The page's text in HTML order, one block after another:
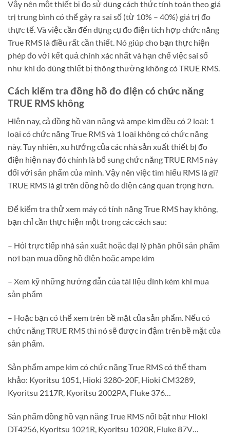
Vậy nên một thiết bị đo sử dụng cách thức tính toán theo giá
trị trung bình có thể gây ra sai số (từ 10% – 40%) giá trị đo
thực tế. Và việc cần đến dụng cụ đo điện tích hợp chức năng
True RMS là điều rất cần thiết. Nó giúp cho bạn thực hiện
phép đo với kết quả chính xác nhất và hạn chế việc sai số
như khi đo dùng thiết bị thông thường không có TRUE RMS.
Cách kiểm tra đồng hồ đo điện có chức năng
TRUE RMS không
Hiện nay, cả đồng hồ vạn năng và ampe kìm đều có 2 loại: 1
loại có chức năng True RMS và 1 loại không có chức năng
này. Tuy nhiên, xu hướng của các nhà sản xuất thiết bị đo
điện hiện nay đó chính là bổ sung chức năng TRUE RMS này
đối với sản phẩm của mình. Vậy nên việc tìm hiểu RMS là gì?
TRUE RMS là gì trên đồng hồ đo điện càng quan trọng hơn.
Để kiểm tra thử xem máy có tính năng True RMS hay không,
bạn chỉ cần thực hiện một trong các cách sau:
– Hỏi trực tiếp nhà sản xuất hoặc đại lý phân phối sản phẩm
nơi bạn mua đồng hồ điện hoặc ampe kìm
– Xem kỹ những hướng dẫn của tài liệu đính kèm khi mua
sản phẩm
– Hoặc bạn có thể xem trên bề mặt của sản phẩm. Nếu có
chức năng TRUE RMS thì nó sẽ được in đậm trên bề mặt của
sản phẩm.
Sản phẩm ampe kìm có chức năng True RMS có thể tham
khảo: Kyoritsu 1051, Hioki 3280-20F, Hioki CM3289,
Kyoritsu 2117R, Kyoritsu 2002PA, Fluke 376…
Sản phẩm đồng hồ vạn năng True RMS nổi bật như Hioki
DT4256, Kyoritsu 1021R, Kyoritsu 1020R, Fluke 87V…